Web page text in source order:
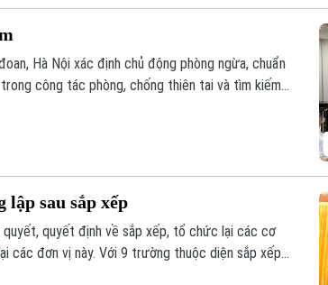
Hà Nội xác định chủ động phòng ngừa, chuẩn
công tác phòng, chống thiên tai và tìm kiếm
lập sau sắp xếp
quyết định về sắp xếp, tổ chức lại các cơ
các đơn vị này. Với 9 trường thuộc diện sắp xếp